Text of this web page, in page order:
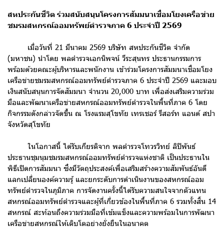
สหประกันชีวิต ร่วมสนับสนุนโครงการสัมมนาเชื่อมโยงเครือข่าย
ชมรมสหกรณ์ออมทรัพย์ตำรวจภาค 6 ประจำปี 2569
เมื่อวันที่ 21 มีนาคม 2569 บริษัท สหประกันชีวิต จำกัด
(มหาชน) นำโดย พลตำรวจเอกนิพจน์ วีระสุนทร ประธานกรรมการ
พร้อมด้วยคณะผู้บริหารและพนักงาน เข้าร่วมโครงการสัมมนาเชื่อมโยง
เครือข่ายชมรมสหกรณ์ออมทรัพย์ตำรวจภาค 6 ประจำปี 2569 และมอบ
เงินสนับสนุนการจัดสัมมนา จำนวน 20,000 บาท เพื่อส่งเสริมความร่วม
มือและพัฒนาเครือข่ายสหกรณ์ออมทรัพย์ตำรวจในพื้นที่ภาค 6 โดย
กิจกรรมดังกล่าวจัดขึ้น ณ โรงแรมสุโขทัย เทรเชอร์ รีสอร์ท แอนด์ สปา
จังหวัดสุโขทัย
ในโอกาสนี้ ได้รับเกียรติจาก พลตำรวจโทวรวิทย์ ลิปิพันธ์
ประธานชุมนุมชมรมสหกรณ์ออมทรัพย์ตำรวจแห่งชาติ เป็นประธานใน
พิธีเปิดการสัมมนา ซึ่งมีวัตถุประสงค์เพื่อเสริมสร้างความสัมพันธ์อันดี
แลกเปลี่ยนองค์ความรู้ และยกระดับการดำเนินงานของสหกรณ์ออม
ทรัพย์ตำรวจในภูมิภาค การจัดงานครั้งนี้ได้รับความสนใจจากตัวแทน
สหกรณ์ออมทรัพย์ตำรวจและผู้ที่เกี่ยวข้องในพื้นที่ภาค 6 รวมทั้งสิ้น 14
สหกรณ์ สะท้อนถึงความร่วมมือที่เข้มแข็งและความพร้อมในการพัฒนา
เครือข่ายสหกรณ์ให้เติบโตอย่างยั่งยืนในอนาคต